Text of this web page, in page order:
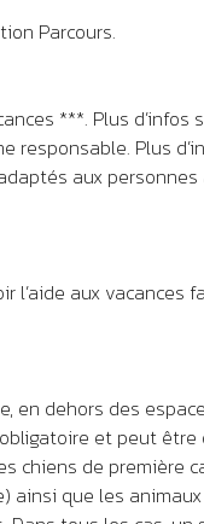
Parcours.
***. Plus d’infos
responsable. Plus
aux personnes
l’aide aux vacances
en dehors des
et peut être
chiens de première
ainsi que les